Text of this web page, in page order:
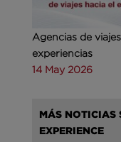
Agencias de
experiencias
14 May 2026
MÁS NOTICIAS
EXPERIENCE